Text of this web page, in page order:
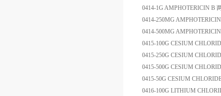
0414-1G AMPHOTERICIN B
0414-250MG
0414-500MG
0415-100G CESIUM
0415-250G CESIUM
0415-500G CESIUM
0415-50G CESIUM
0416-100G LITHIUM